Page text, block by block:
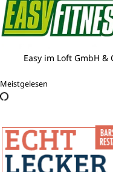
Blumen Schnack
Meistgelesen